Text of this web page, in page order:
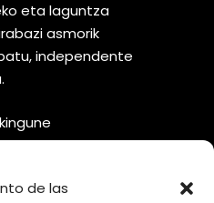
de las
eta laguntza
asmorik
independente